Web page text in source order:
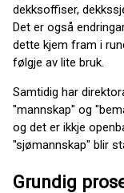
dekksoffiser,
Det er også
dette kjem fram i
følgje av lite bruk.
Samtidig har
"mannskap" og
og det er ikkje
"sjømannskap" blir
Grundig